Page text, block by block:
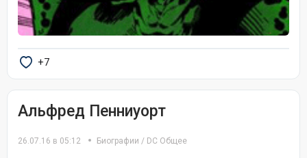
+7
Альфред Пенниуорт
26.07.16 в 05:12 Биографии / DC Общее